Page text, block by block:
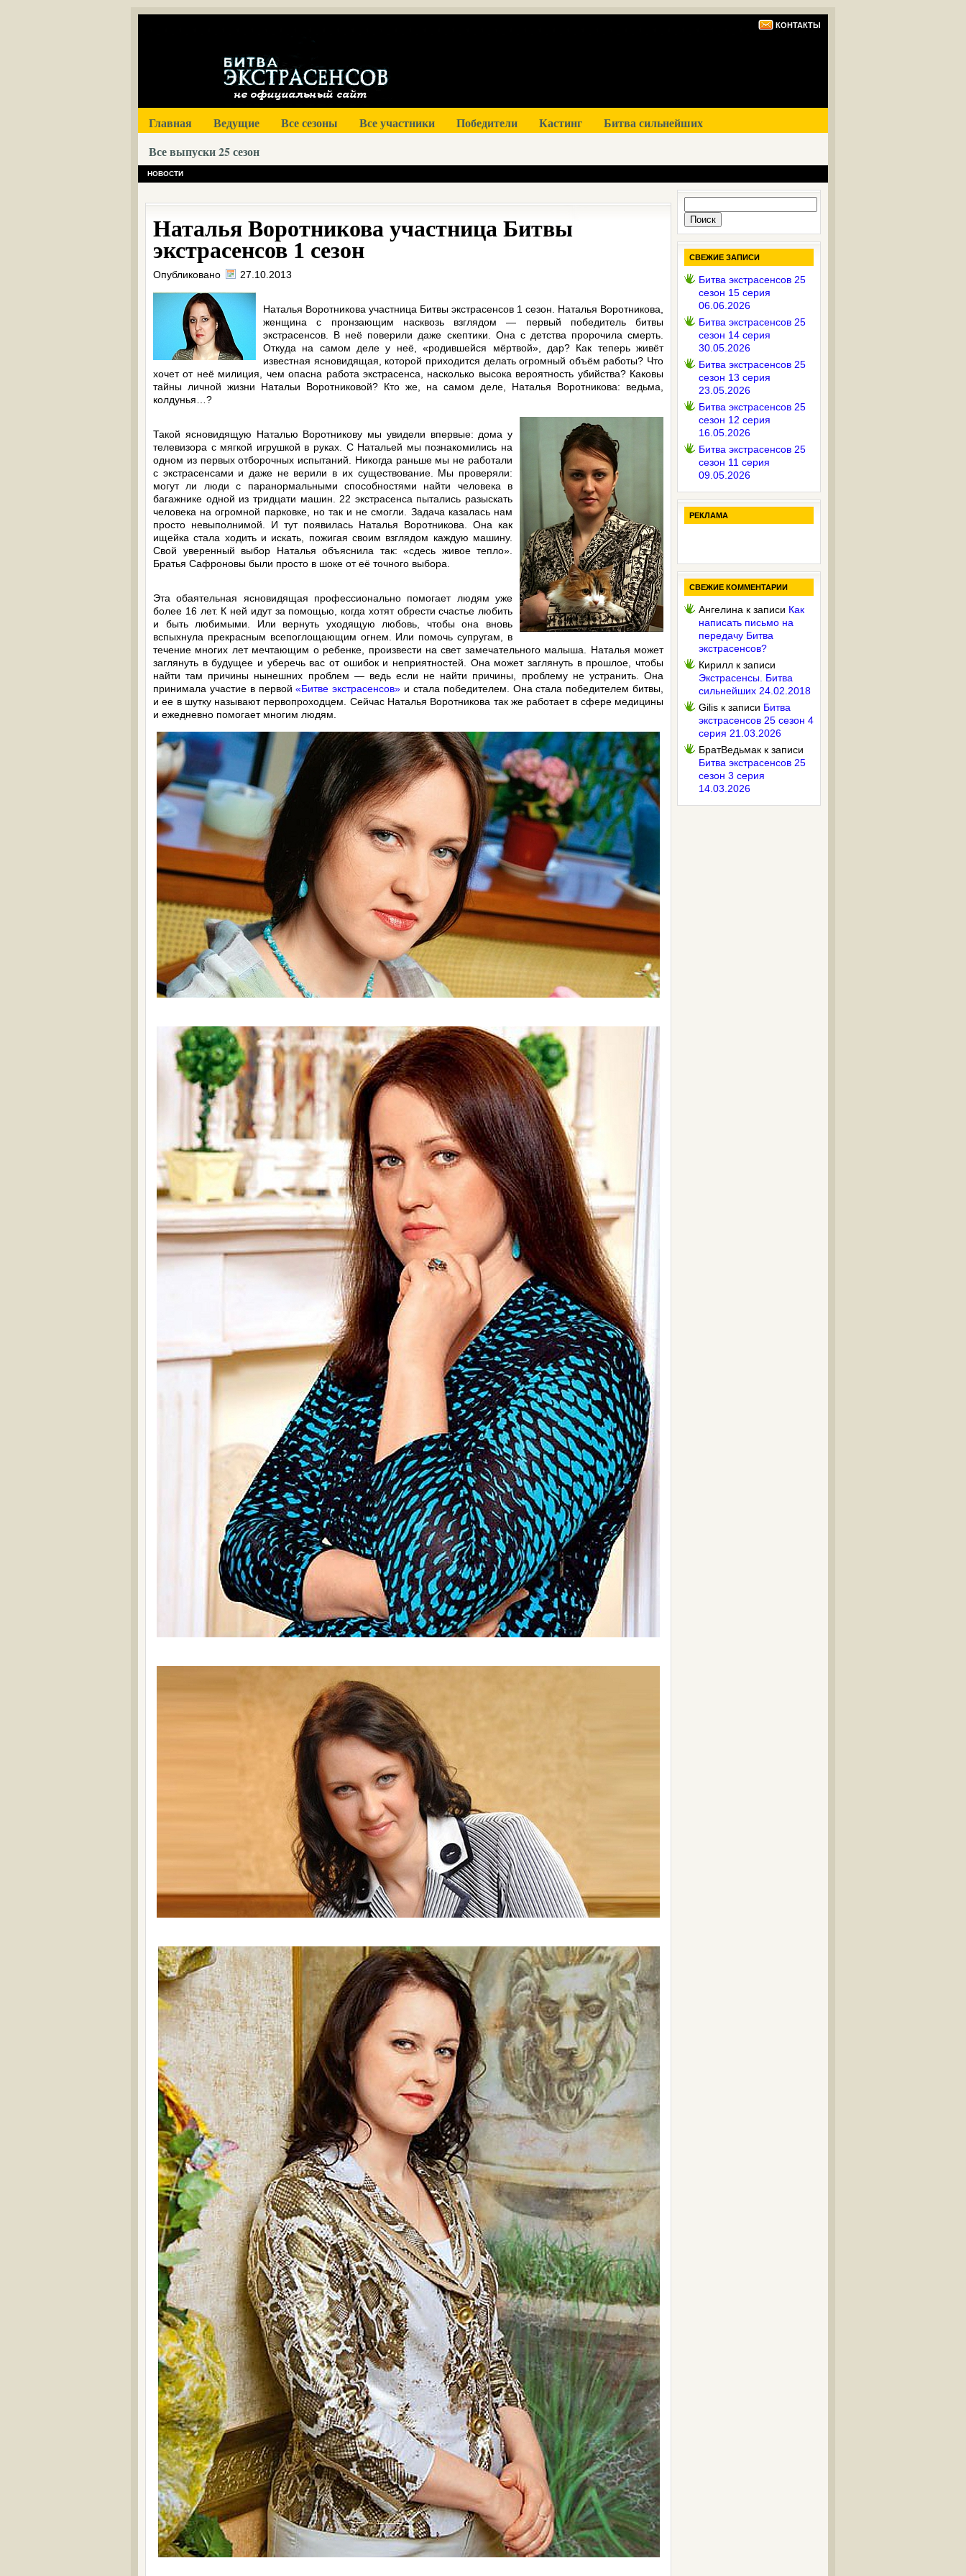
КОНТАКТЫ
Главная Ведущие Все сезоны Все участники Победители Кастинг
Битва сильнейших
Все выпуски 25 сезон
НОВОСТИ
Наталья Воротникова участница Битвы
экстрасенсов 1 сезон
Опубликовано 27.10.2013
Наталья Воротникова участница Битвы экстрасенсов 1 сезон. Наталья Воротникова,
женщина с пронзающим насквозь взглядом — первый победитель битвы
экстрасенсов. В неё поверили даже скептики. Она с детства пророчила смерть.
Откуда на самом деле у неё, «родившейся мёртвой», дар? Как теперь живёт
известная ясновидящая, которой приходится делать огромный объём работы? Что
хочет от неё милиция, чем опасна работа экстрасенса, насколько высока вероятность убийства? Каковы
тайны личной жизни Натальи Воротниковой? Кто же, на самом деле, Наталья Воротникова: ведьма,
колдунья…?
Такой ясновидящую Наталью Воротникову мы увидели впервые: дома у
телевизора с мягкой игрушкой в руках. С Натальей мы познакомились на
одном из первых отборочных испытаний. Никогда раньше мы не работали
с экстрасенсами и даже не верили в их существование. Мы проверяли:
могут ли люди с паранормальными способностями найти человека в
багажнике одной из тридцати машин. 22 экстрасенса пытались разыскать
человека на огромной парковке, но так и не смогли. Задача казалась нам
просто невыполнимой. И тут появилась Наталья Воротникова. Она как
ищейка стала ходить и искать, пожигая своим взглядом каждую машину.
Свой уверенный выбор Наталья объяснила так: «сдесь живое тепло».
Братья Сафроновы были просто в шоке от её точного выбора.
Эта обаятельная ясновидящая профессионально помогает людям уже
более 16 лет. К ней идут за помощью, когда хотят обрести счастье любить
и быть любимыми. Или вернуть уходящую любовь, чтобы она вновь
вспыхнула прекрасным всепоглощающим огнем. Или помочь супругам, в
течение многих лет мечтающим о ребенке, произвести на свет замечательного малыша. Наталья может
заглянуть в будущее и уберечь вас от ошибок и неприятностей. Она может заглянуть в прошлое, чтобы
найти там причины нынешних проблем — ведь если не найти причины, проблему не устранить. Она
принимала участие в первой«Битве экстрасенсов» и стала победителем. Она стала победителем битвы,
и ее в шутку называют первопроходцем. Сейчас Наталья Воротникова так же работает в сфере медицины
и ежедневно помогает многим людям.
СВЕЖИЕ ЗАПИСИ
Битва экстрасенсов 25
сезон 15 серия
06.06.2026
Битва экстрасенсов 25
сезон 14 серия
30.05.2026
Битва экстрасенсов 25
сезон 13 серия
23.05.2026
Битва экстрасенсов 25
сезон 12 серия
16.05.2026
Битва экстрасенсов 25
сезон 11 серия
09.05.2026
РЕКЛАМА
СВЕЖИЕ КОММЕНТАРИИ
Ангелина к записи Как
написать письмо на
передачу Битва
экстрасенсов?
Кирилл к записи
Экстрасенсы. Битва
сильнейших 24.02.2018
Gilis к записи Битва
экстрасенсов 25 сезон 4
серия 21.03.2026
БратВедьмак к записи
Битва экстрасенсов 25
сезон 3 серия
14.03.2026